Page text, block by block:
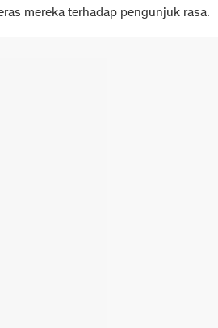
mereka terhadap pengunjuk rasa.